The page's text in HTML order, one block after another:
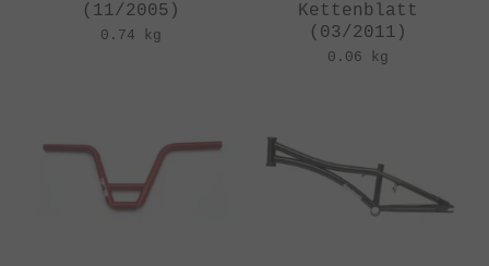
(11/2005)
0.74 kg
Kettenblatt
(03/2011)
0.06 kg